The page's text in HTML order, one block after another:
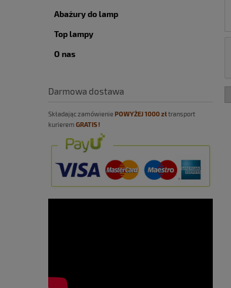
Abażury do lamp
Top lampy
O nas
Darmowa dostawa
Składając zamówieniePOWYŻEJ1000 złtransport
kurierem GRATIS !